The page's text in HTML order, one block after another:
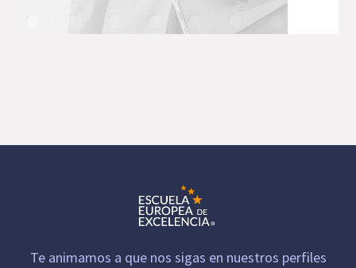
Te animamos a que nos sigas en nuestros perfiles